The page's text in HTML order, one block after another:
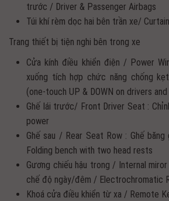
trước / Driver & Passenger Airbags
Túi khí rèm dọc hai bên trần xe/
Trang thiết bị tiện nghi bên trong xe
Cửa kính điều khiển điện / Power
xuống tích hợp chức năng chống
(one-touch UP & DOWN on drivers
Ghế lái trước/ Front Driver Seat :
power
Ghế sau / Rear Seat Row : Ghế
Folding bench with two head rests
Gương chiếu hậu trong / Internal
chế độ ngày/đêm / Electrochromatic
Khoá cửa điều khiển từ xa / Remote